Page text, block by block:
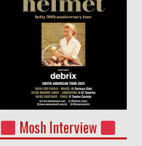
Mosh Interview